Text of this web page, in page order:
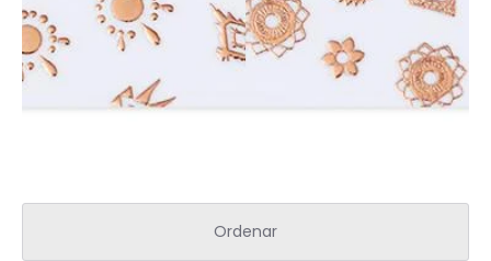
Accesorios y estampadores
Ordenar